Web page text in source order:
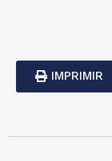
IMPRIMIR